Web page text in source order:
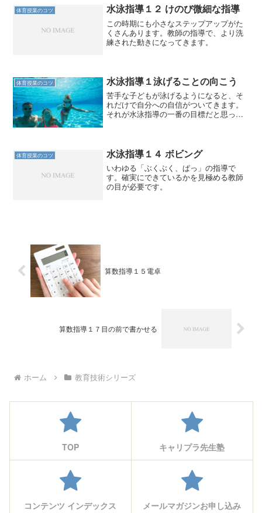
体育授業のコツ 水泳指導１２ けのび微細な指導
この時期にも小さなステップアップがた
くさんあります。教師の指導で、より洗
練された動きになってきます。
体育授業のコツ 水泳指導１泳げることの向こう
苦手な子どもが泳げるようになると、そ
れだけで自分への自信がついてきます。
それが水泳指導の一番の目標だと思って
体育授業のコツ 水泳指導１４ ボビング
いわゆる「ぶくぶく、ぱっ」の指導で
す。確実にできているかを見極める教師
の目が必要です。
算数指導１５電卓
算数指導１７目の前で書かせる
ホーム 教育技術シリーズ
TOP キャリプラ先生塾
コンテンツ インデックス
メールマガジンお申し込み